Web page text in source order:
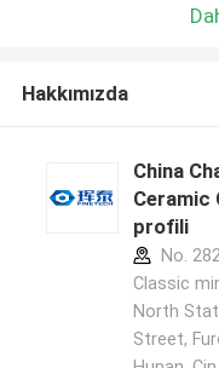
Hakkımızda
China
Ceramic
profili
No.
Classic
North
Street,